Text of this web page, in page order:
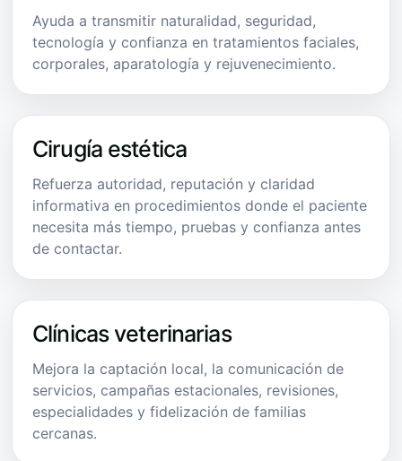
Ayuda a transmitir naturalidad, seguridad,
tecnología y confianza en tratamientos faciales,
corporales, aparatología y rejuvenecimiento.
Cirugía estética
Refuerza autoridad, reputación y claridad
informativa en procedimientos donde el paciente
necesita más tiempo, pruebas y confianza antes
de contactar.
Clínicas veterinarias
Mejora la captación local, la comunicación de
servicios, campañas estacionales, revisiones,
especialidades y fidelización de familias
cercanas.